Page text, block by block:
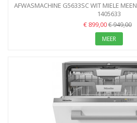
AFWASMACHINE G5633SC WIT MIELE
1405633
€ 899,00€ 949,00
MEER